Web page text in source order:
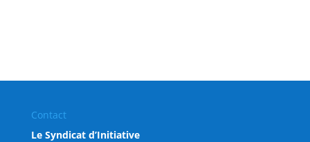
Contact
Le Syndicat d’Initiative